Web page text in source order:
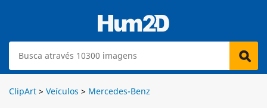
ClipArt > Veículos > Mercedes-Benz